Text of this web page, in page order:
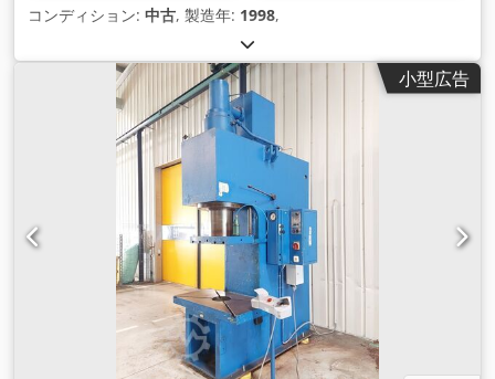
コンディション: 中古, 製造年: 1998,
小型広告